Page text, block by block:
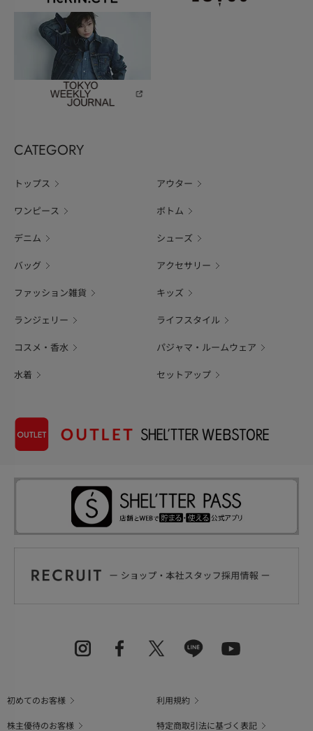
CATEGORY
トップス アウター
ワンピース ボトム
デニム シューズ
バッグ アクセサリー
ファッション雑貨 キッズ
ランジェリー ライフスタイル
コスメ・香水 パジャマ・ルームウェア
水着 セットアップ
初めてのお客様
利用規約
株主優待のお客様
特定商取引法に基づく表記